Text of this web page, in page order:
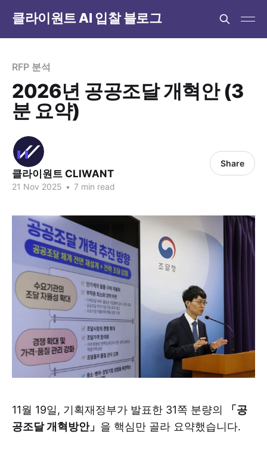
클라이원트 AI 입찰 블로그
RFP 분석
2026년 공공조달 개혁안 (3
분 요약)
클라이원트 CLIWANT
21 Nov 2025 • 7 min read
Share
11월 19일, 기획재정부가 발표한 31쪽 분량의
「공
공조달 개혁방안」 을 핵심만 골라 요약했습니다.